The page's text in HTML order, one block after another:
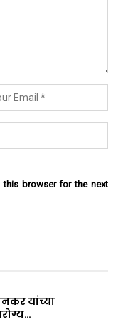
this browser for the next
यांच्या